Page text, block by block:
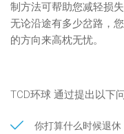
制方法可帮助您减轻损
无论沿途有多少岔路，
的方向来高枕无忧。
TCD环球 通过提出以下
你打算什么时候退休